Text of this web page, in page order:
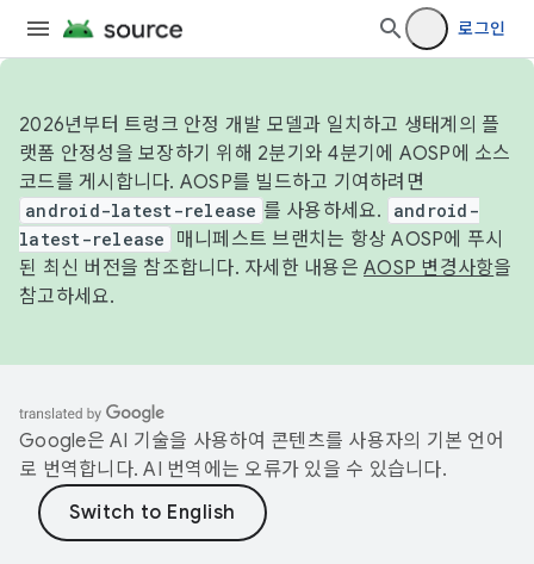
로그인
2026년부터 트렁크 안정 개발 모델과 일치하고 생태계의 플
랫폼 안정성을 보장하기 위해 2분기와 4분기에 AOSP에 소스
코드를 게시합니다. AOSP를 빌드하고 기여하려면
android-latest-release 를 사용하세요.
android-
latest-release
매니페스트 브랜치는 항상 AOSP에 푸시
된 최신 버전을 참조합니다. 자세한 내용은 AOSP 변경사항을
참고하세요.
Google은 AI 기술을 사용하여 콘텐츠를 사용자의 기본 언어
로 번역합니다. AI 번역에는 오류가 있을 수 있습니다.